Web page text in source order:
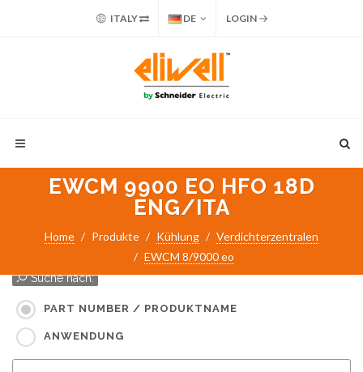
ITALY DE LOGIN
EWCM 9900 EO HFO 18D
ENG/ITA
Home Produkte Kühlung
Verdichterzentralen
EWCM 8/9000 eo
Suche nach:
PART NUMBER / PRODUKTNAME
ANWENDUNG